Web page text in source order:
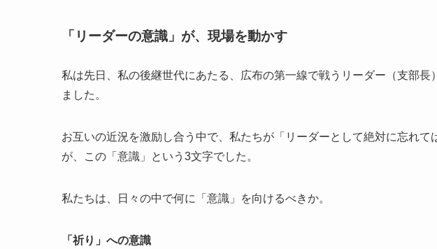
「リーダーの意識」が、現場を動かす
私は先日、私の後継世代にあたる、広布の第一線で戦うリーダー（支部長
ました。
お互いの近況を激励し合う中で、私たちが「リーダーとして絶対に忘れ
が、この「意識」という3文字でした。
私たちは、日々の中で何に「意識」を向けるべきか。
「祈り」への意識